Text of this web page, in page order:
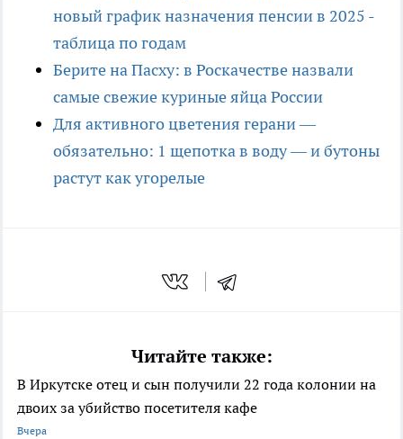
новый график назначения пенсии в 2025 -
таблица по годам
Берите на Пасху: в Роскачестве назвали
самые свежие куриные яйца России
Для активного цветения герани —
обязательно: 1 щепотка в воду — и бутоны
растут как угорелые
Читайте также:
В Иркутске отец и сын получили 22 года колонии на
двоих за убийство посетителя кафе
Вчера